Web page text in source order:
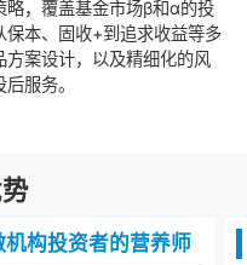
略，覆盖基金市场β和α的投
保本、固收+到追求收益等多
方案设计，以及精细化的风
服务。
构投资者的营养师